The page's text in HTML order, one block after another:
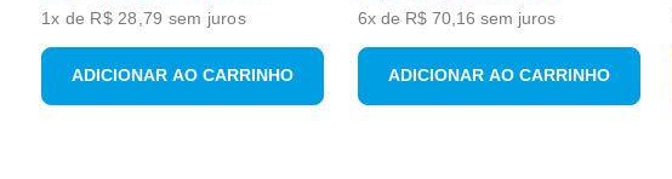
1x de R$ 28,79 sem juros
ADICIONAR AO CARRINHO
6x de R$ 70, 16 sem juros
ADICIONAR AO CARRINHO